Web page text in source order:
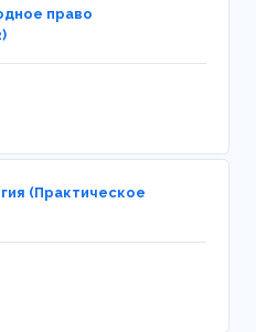
право
(Практическое